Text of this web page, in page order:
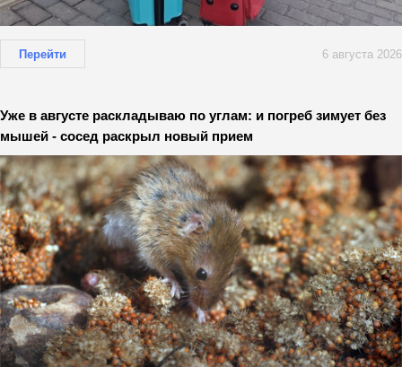
Перейти 6 августа 2026
Уже в августе раскладываю по углам: и погреб зимует без
мышей - сосед раскрыл новый прием